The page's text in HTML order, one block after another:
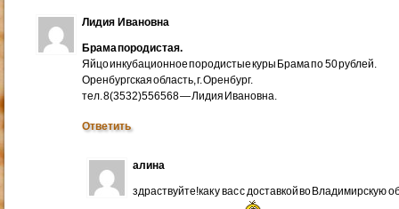
Лидия Ивановна
Брама породистая.
Яйцо инкубационное породистые куры Брама по 50 рублей.
Оренбургская область, г. Оренбург.
тел. 8(3532)556568 — Лидия Ивановна.
Ответить
алина
здраствуйте!как у вас с доставкой во Владимирскую